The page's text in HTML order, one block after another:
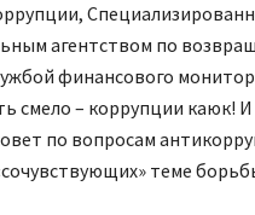
агентством по
финансового
смело – коррупции каюк!
по вопросам
теме